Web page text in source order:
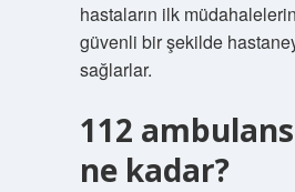
hastaların ilk
güvenli bir şekilde
sağlarlar.
112
ne kadar?